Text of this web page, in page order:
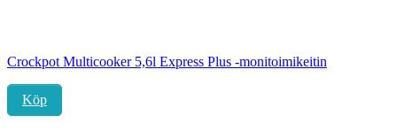
Crockpot Multicooker 5,6l Express Plus -monitoimikeitin
Köp